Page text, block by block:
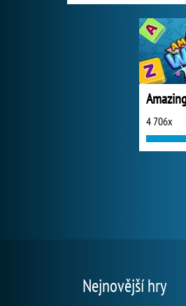
4 706x
Nejnovější hry